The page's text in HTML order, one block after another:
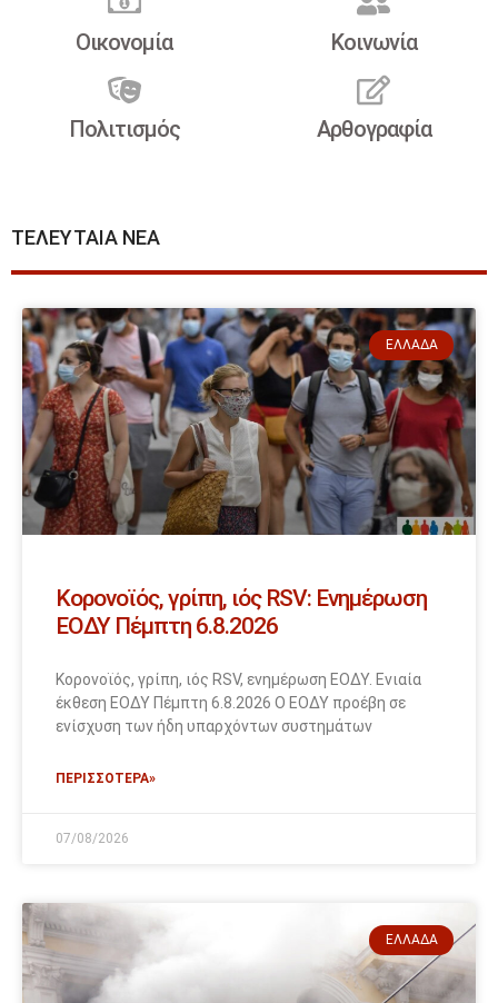
Οικονομία Κοινωνία
Πολιτισμός Αρθογραφία
ΤΕΛΕΥΤΑΙΑ ΝΕΑ
ΕΛΛΆΔΑ
Κορονοϊός, γρίπη, ιός RSV: Ενημέρωση
ΕΟΔΥ Πέμπτη 6.8.2026
Κορονοϊός, γρίπη, ιός RSV, ενημέρωση ΕΟΔΥ. Ενιαία
έκθεση ΕΟΔΥ Πέμπτη 6.8.2026 Ο ΕΟΔΥ προέβη σε
ενίσχυση των ήδη υπαρχόντων συστημάτων
ΠΕΡΙΣΣΟΤΕΡΑ»
07/08/2026
ΕΛΛΆΔΑ